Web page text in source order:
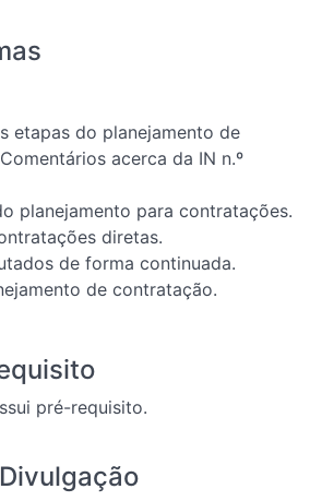
etapas do planejamento de
acerca da IN n.º
planejamento para contratações.
diretas.
de forma continuada.
de contratação.
pré-requisito.